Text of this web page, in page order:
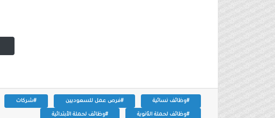
#وظائف نسائية #فرص عمل للسعوديين #شركات
#وظائف لحملة الثانوية #وظائف لحملة الأبتدائية